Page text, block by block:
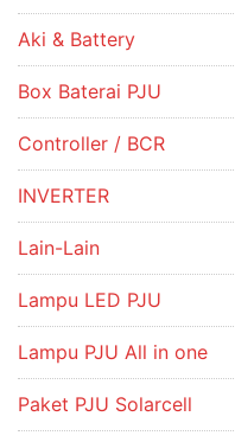
Aki & Battery
Box Baterai PJU
Controller / BCR
INVERTER
Lain-Lain
Lampu LED PJU
Lampu PJU All in one
Paket PJU Solarcell